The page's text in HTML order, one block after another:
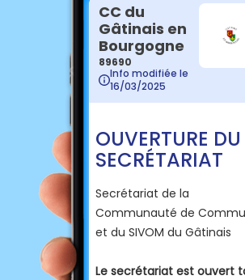
CC du
Gâtinais en
Bourgogne
89690
Info modifiée le
16/03/2025
OUVERTURE DU
SECRÉTARIAT
Secrétariat de la
Communauté de
et du SIVOM du Gâtinais
Le secrétariat est ouvert